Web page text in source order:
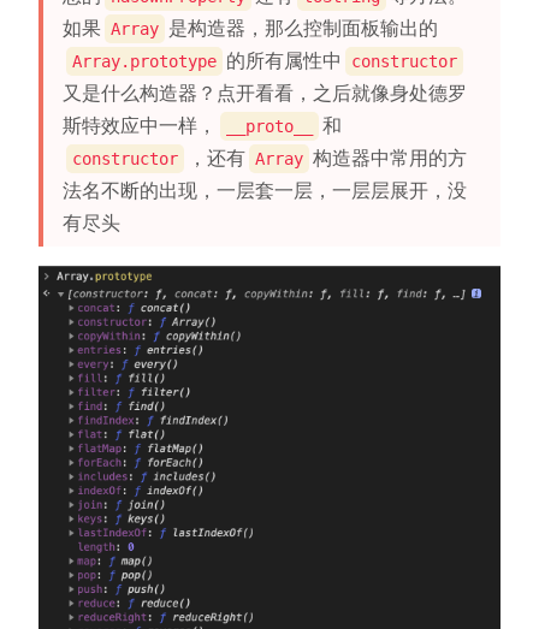
如果 Array 是构造器，那么控制面板输出的
Array.prototype 的所有属性中 constructor
又是什么构造器？点开看看，之后就像身处德罗
斯特效应中一样，
__proto__ 和
constructor ，还有 Array 构造器中常用的方
法名不断的出现，一层套一层，一层层展开，没
有尽头